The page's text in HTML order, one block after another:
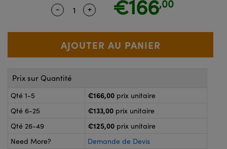
de Poche ou à Mesure Directe
: Microscopie
: Caméras
Optiques Lightpath
Gratings™
Quantity Selector
- Use the plus and minus buttons to
+ €166,00
Prix sur Quantité
Qté 1-5 €166,00 prix unitaire
Qté 6-25
€133,00 prix unitaire
Qté 26-49
€125,00 prix unitaire
Need More?
Demande de Devis